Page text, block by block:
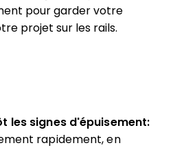
pour garder votre
projet sur les rails.
les signes d'épuisement:
rapidement, en